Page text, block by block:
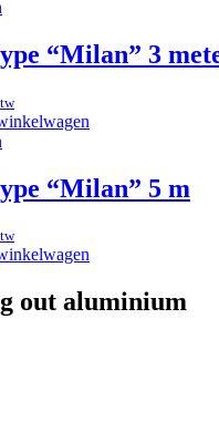
“Milan” 3
“Milan” 5 m
out aluminium